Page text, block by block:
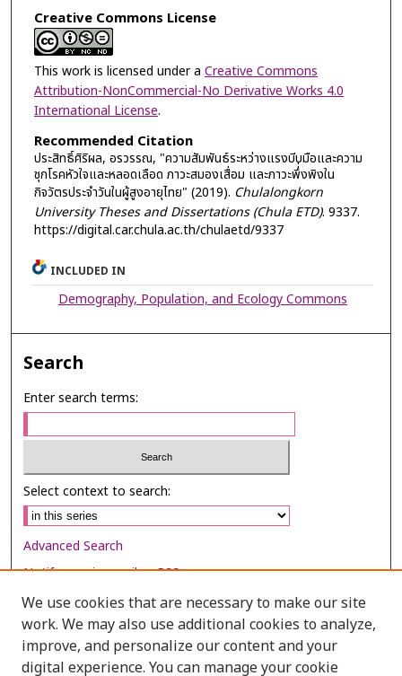
Creative Commons License
This work is licensed under a Creative Commons
Attribution-NonCommercial-No Derivative Works 4.0
International License.
Recommended Citation
ประสิทธิ์ศิริผล, อรวรรณ, "ความสัมพันธ์ระหว่างแรงบีบมือและความ
ชุกโรคหัวใจและหลอดเลือด ภาวะสมองเสื่อม และภาวะพึ่่งพิงใน
กิจวัตรประจำวันในผู้สูงอายุไทย" (2019). Chulalongkorn
University Theses and Dissertations (Chula ETD). 9337.
https://digital.car.chula.ac.th/chulaetd/9337
INCLUDED IN
Demography, Population, and Ecology Commons
Search
Enter search terms:
Select context to search:
Advanced Search
Notify me via email orRSS
Browse
Collections
Disciplines
We use cookies that are necessary to make our site
work. We may also use additional cookies to analyze,
improve, and personalize our content and your
digital experience. You can manage your cookie